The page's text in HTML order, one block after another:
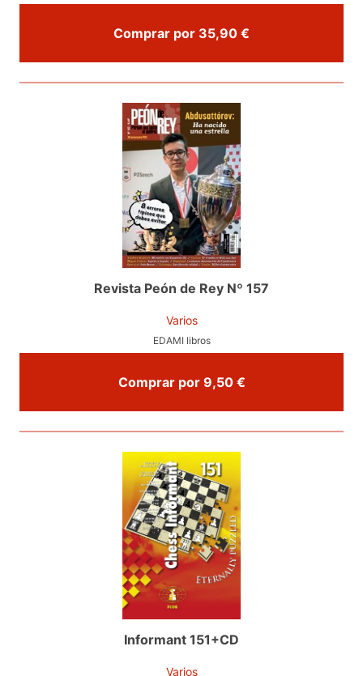
Comprar por 35,90 €
Revista Peón de Rey Nº 157
Varios
EDAMI libros
Comprar por 9,50 €
Informant 151+CD
Varios